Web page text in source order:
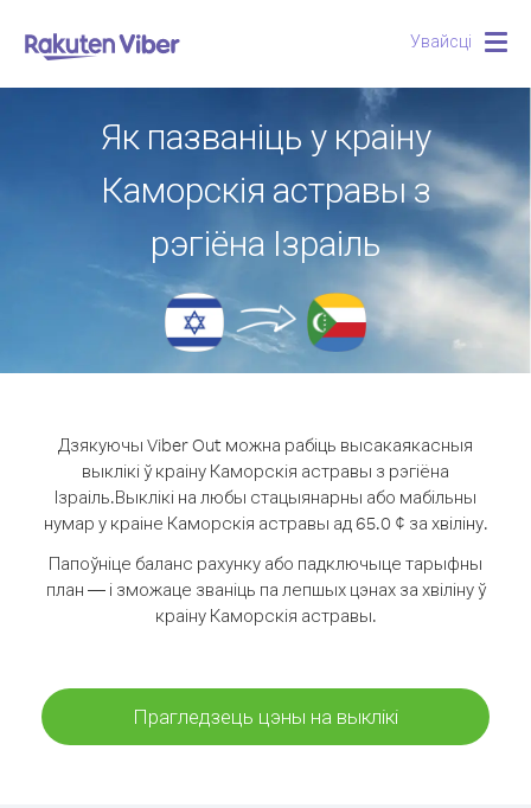
Увайсці
Як пазваніць у краіну
Каморскія астравы з
рэгіёна Ізраіль
Дзякуючы Viber Out можна рабіць высакаякасныя
выклікі ў краіну Каморскія астравы з рэгіёна
Ізраіль.Выклікі на любы стацыянарны або мабільны
нумар у краіне Каморскія астравы ад 65.0 ¢ за хвіліну.
Папоўніце баланс рахунку або падключыце тарыфны
план — і зможаце званіць па лепшых цэнах за хвіліну ў
краіну Каморскія астравы.
Прагледзець цэны на выклікі